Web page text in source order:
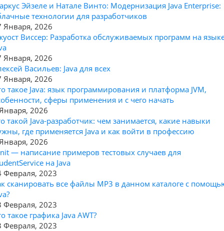
Эйзеле и Натале Винто: Модернизация Java Enterprise:
технологии для разработчиков
Января, 2026
Виссер: Разработка обслуживаемых программ на
Января, 2026
Васильев: Java для всех
Января, 2026
такое Java: язык программирования и платформа JVM,
сферы применения и с чего начать
2026
такой Java-разработчик: чем занимается, какие навыки
где применяется Java и как войти в профессию
2026
— написание примеров тестовых случаев для
на Java
Февраля, 2023
сканировать все файлы MP3 в данном каталоге с
Февраля, 2023
такое графика Java AWT?
Февраля, 2023